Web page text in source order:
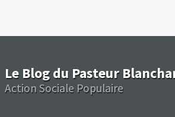
Le Blog du Pasteur
Action Sociale Populaire